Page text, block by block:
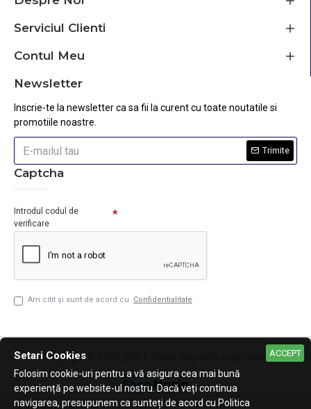
Serviciul Clienti
Contul Meu
Newsletter
Inscrie-te la newsletter ca sa fii la curent cu toate noutatile si
promotiile noastre.
Trimite
Captcha
Introdul codul de
verificare
Am citit şi sunt de acord cu Confidentialitate
Copyright © 2019, DiArt, Toate drepturile rezervate. ACCEPT
Setari Cookies
Folosim cookie-uri pentru a vă asigura cea mai bună
experiență pe website-ul nostru. Dacă veți continua
navigarea, presupunem ca sunteți de acord cu Politica